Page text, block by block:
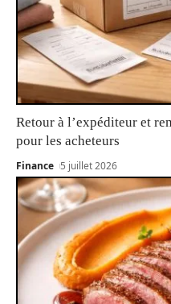
Retour à l’expéditeur et
pour les acheteurs
Finance 5 juillet 2026